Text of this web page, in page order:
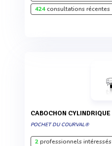
424consultations récentes
CABOCHON CYLINDRIQUE
POCHET DU COURVAL®
2professionnels intéressés